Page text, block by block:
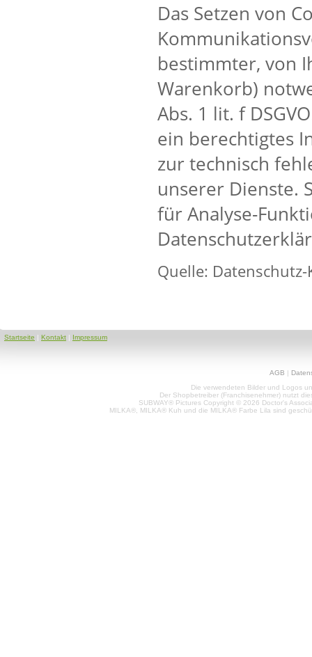
Das Setzen von
bestimmter, von
Warenkorb)
Abs. 1 lit. f
ein berechtigtes
zur technisch
unserer Dienste.
für Analyse-
Quelle:
Startseite | Kontakt | Impressum
AGB |
Die verwendeten Bilder und Logos
Der Shopbetreiber (Franchisenehmer) nutzt
SUBWAY® Pictures Copyright © 2026 Doctor's
MILKA®, MILKA® Kuh und die MILKA® Farbe Lila sind